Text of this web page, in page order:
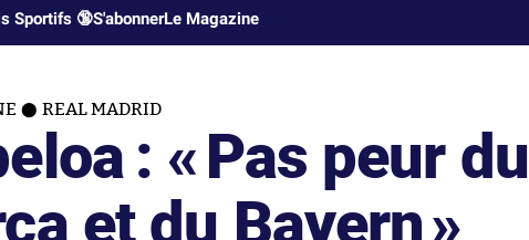
Sportifs 🔞S'abonnerLe Magazine
REAL MADRID
: «Pas peur du
et du Bayern»